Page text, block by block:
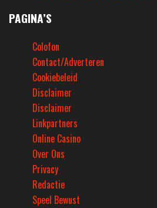
PAGINA’S
Colofon
Contact/Adverteren
Cookiebeleid
Disclaimer
Disclaimer
Linkpartners
Online Casino
Over Ons
Privacy
Redactie
Speel Bewust